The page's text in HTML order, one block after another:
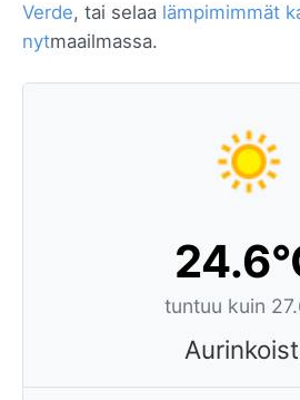
Verde, tai selaa lämpimimmät
nytmaailmassa.
tuntuu kuin